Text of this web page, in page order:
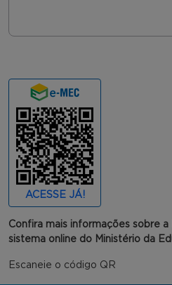
ACESSE JÁ!
Confira mais informações sobre
sistema online do Ministério da
Escaneie o código QR